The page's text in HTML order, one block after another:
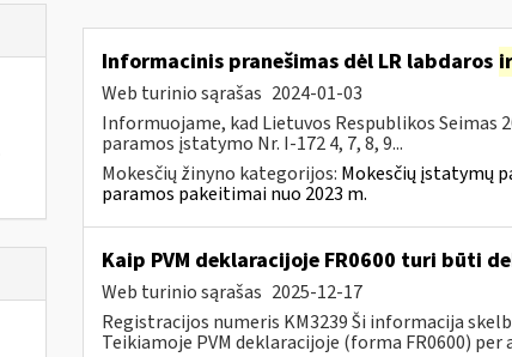
Informacinis pranešimas dėl LR labdaros ir
Web turinio sąrašas 2024-01-03
Informuojame, kad Lietuvos Respublikos Seimas
paramos įstatymo Nr. I-172 4, 7, 8, 9...
Mokesčių žinyno kategorijos: Mokesčių įstatymų
paramos pakeitimai nuo 2023 m.
Kaip PVM deklaracijoje FR0600 turi būti
Web turinio sąrašas 2025-12-17
Registracijos numeris KM3239 Ši informacija
Teikiamoje PVM deklaracijoje (forma FR0600)